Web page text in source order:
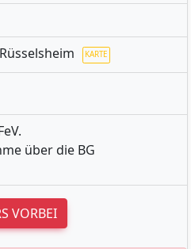
über die BG
VORBEI